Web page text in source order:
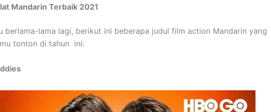
Mandarin Terbaik 2021
berlama-lama lagi, berikut ini beberapa judul film action Mandarin yang
tonton di tahun ini: